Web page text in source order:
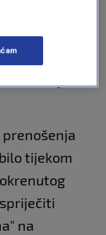
je dokazala
života."
tijekom
na